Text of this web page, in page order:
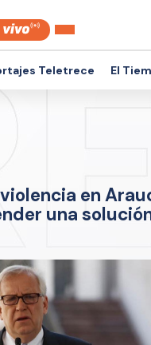
Teletrece El
en
una